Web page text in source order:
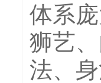
体系
狮艺
法、